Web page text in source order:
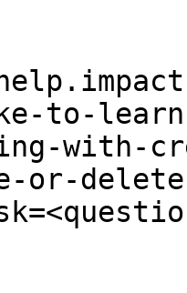
to-
with-
or-